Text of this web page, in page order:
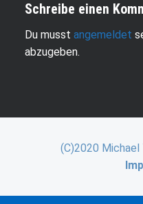
Schreibe einen
Du musst angemeldet
abzugeben.
(C)2020 Michael